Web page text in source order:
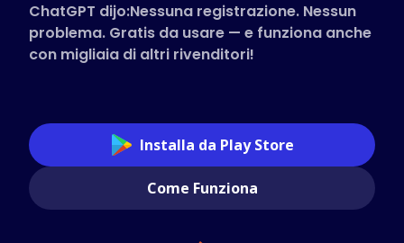
ChatGPT dijo:Nessuna registrazione. Nessun
problema. Gratis da usare — e funziona anche
con migliaia di altri rivenditori!
Installa da Play Store
Come Funziona